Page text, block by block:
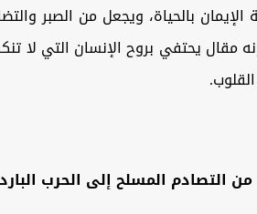
بالحياة، ويجعل من الصبر
مقال يحتفي بروح الإنسان التي لا
التصادم المسلح إلى الحرب